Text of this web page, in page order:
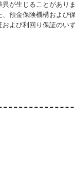
が生じることがありま
預金保険機構および
よび利回り保証のいず